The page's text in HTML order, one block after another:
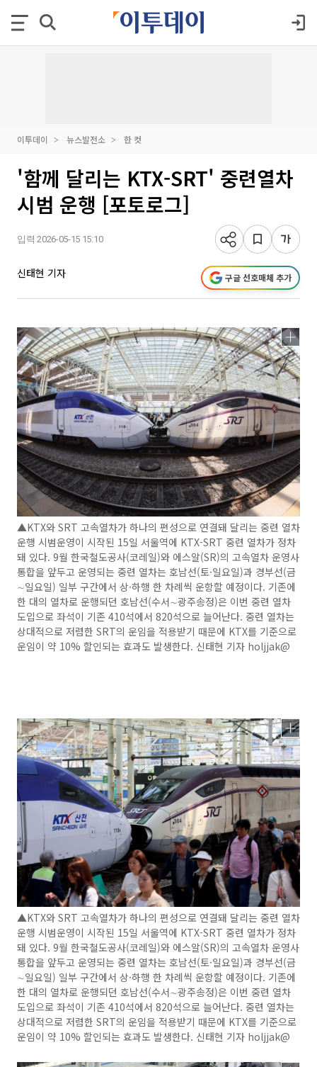
이투데이 뉴스발전소 한 컷
'함께 달리는 KTX-SRT' 중련열차
시범 운행 [포토로그]
입력 2026-05-15 15:10
신태현 기자 구글 선호매체 추가
▲KTX와 SRT 고속열차가 하나의 편성으로 연결돼 달리는 중련 열차
운행 시범운영이 시작된 15일 서울역에 KTX-SRT 중련 열차가 정차
돼 있다. 9월 한국철도공사(코레일)와 에스알(SR)의 고속열차 운영사
통합을 앞두고 운영되는 중련 열차는 호남선(토·일요일)과 경부선(금
∼일요일) 일부 구간에서 상·하행 한 차례씩 운항할 예정이다. 기존에
한 대의 열차로 운행되던 호남선(수서∼광주송정)은 이번 중련 열차
도입으로 좌석이 기존 410석에서 820석으로 늘어난다. 중련 열차는
상대적으로 저렴한 SRT의 운임을 적용받기 때문에 KTX를 기준으로
운임이 약 10% 할인되는 효과도 발생한다. 신태현 기자 holjjak@
▲KTX와 SRT 고속열차가 하나의 편성으로 연결돼 달리는 중련 열차
운행 시범운영이 시작된 15일 서울역에 KTX-SRT 중련 열차가 정차
돼 있다. 9월 한국철도공사(코레일)와 에스알(SR)의 고속열차 운영사
통합을 앞두고 운영되는 중련 열차는 호남선(토·일요일)과 경부선(금
∼일요일) 일부 구간에서 상·하행 한 차례씩 운항할 예정이다. 기존에
한 대의 열차로 운행되던 호남선(수서∼광주송정)은 이번 중련 열차
도입으로 좌석이 기존 410석에서 820석으로 늘어난다. 중련 열차는
상대적으로 저렴한 SRT의 운임을 적용받기 때문에 KTX를 기준으로
운임이 약 10% 할인되는 효과도 발생한다. 신태현 기자 holjjak@